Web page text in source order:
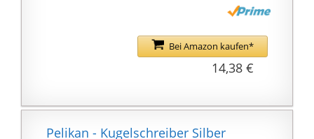
abwischbare Gel-Tinte,
die endlos
wiederbeschreibbar ist,
zu erleben
Konstanter Durchfluss
Bei Amazon kaufen*
14,38 €
Pelikan - Kugelschreiber Silber